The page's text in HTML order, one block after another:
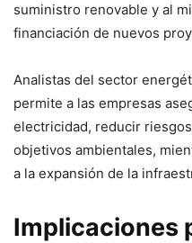
suministro renovable y al
financiación de nuevos
Analistas del sector
permite a las empresas
electricidad, reducir
objetivos ambientales,
a la expansión de la
Implicaciones